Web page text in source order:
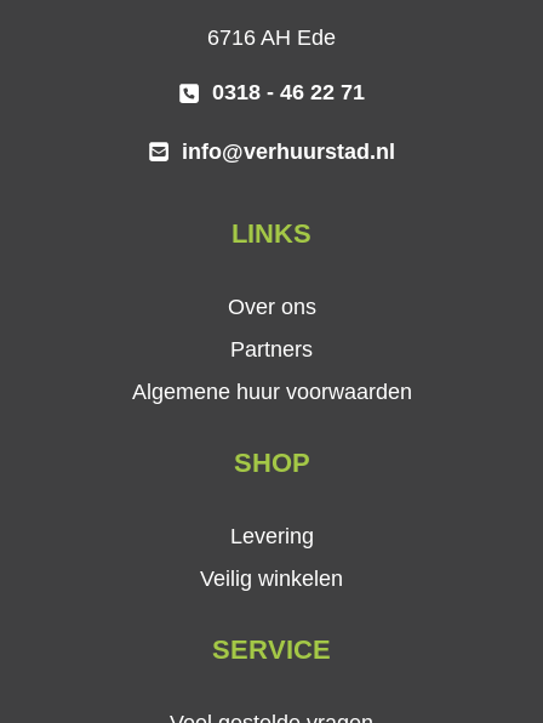
6716 AH Ede
0318 - 46 22 71
info@verhuurstad.nl
LINKS
Over ons
Partners
Algemene huur voorwaarden
SHOP
Levering
Veilig winkelen
SERVICE